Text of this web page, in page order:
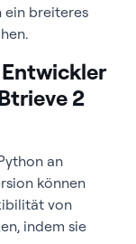
ein breiteres
2
an
können
von
indem sie